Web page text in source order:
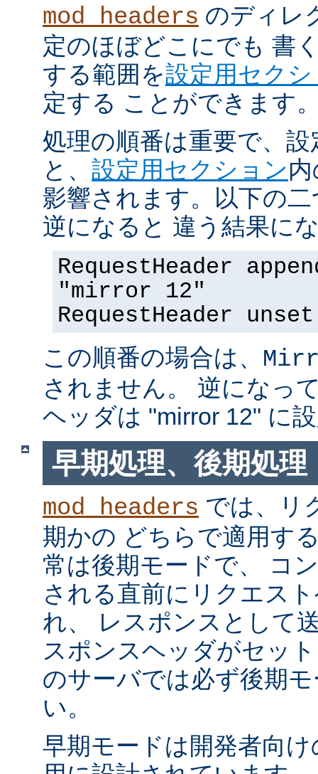
mod_headers のディレ
定のほぼどこにでも 書
する範囲を設定用セク
定する ことができます
処理の順番は重要で、
と、 設定用セクション
影響されます。以下の
逆になると 違う結果に
RequestHeader
"mirror 12"
RequestHeader
この順番の場合は、
されません。 逆になっ
ヘッダは "mirror 12" に
早期処理、後期処理
mod_headers では、リ
期かの どちらで適用す
常は後期モードで、 コ
される直前にリクエス
れ、 レスポンスとして
スポンスヘッダがセッ
のサーバでは必ず後期
い。
早期モードは開発者向